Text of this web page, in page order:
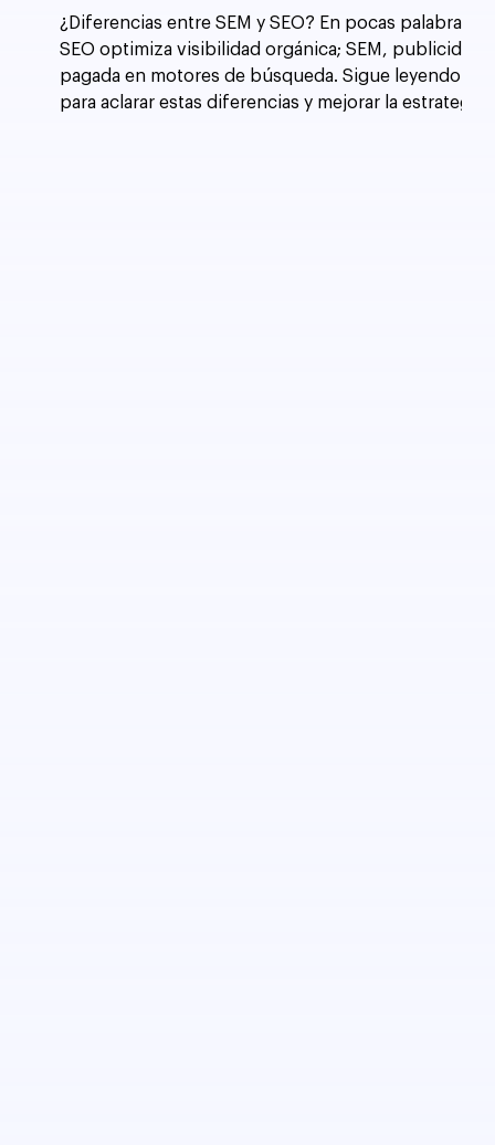
¿Diferencias entre SEM y SEO? En pocas palabras,
SEO optimiza visibilidad orgánica; SEM, publicidad
pagada en motores de búsqueda. Sigue leyendo
para aclarar estas diferencias y mejorar la estrategia